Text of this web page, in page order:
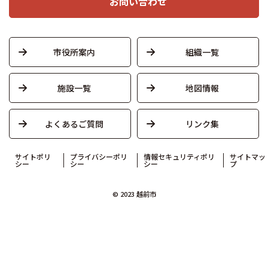
市役所案内 組織一覧
施設一覧 地図情報
よくあるご質問 リンク集
サイトポリ
シー
プライバシーポリ
シー
情報セキュリティポリ
シー
サイトマッ
プ
© 2023 越前市